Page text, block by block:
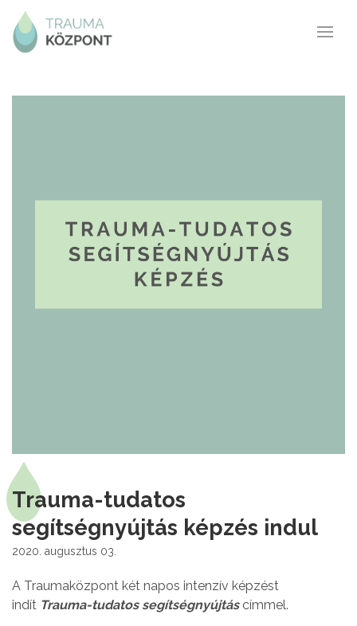
Trauma-tudatos
segítségnyújtás képzés indul
2020. augusztus 03.
A Traumaközpont két napos intenzív képzést
indít Trauma-tudatos segítségnyújtás címmel.